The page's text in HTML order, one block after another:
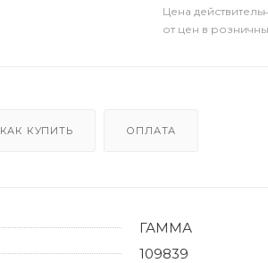
Цена
от цен в
КАК КУПИТЬ ОПЛАТА
ГАММА
109839